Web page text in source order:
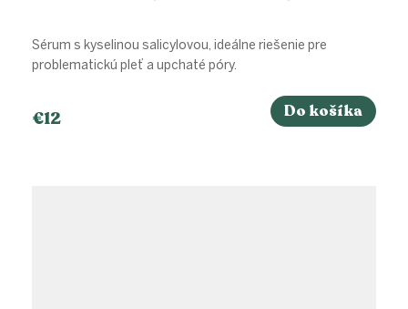
€12 Do košíka
Sérum s kyselinou salicylovou, ideálne riešenie pre
problematickú pleť a upchaté póry.